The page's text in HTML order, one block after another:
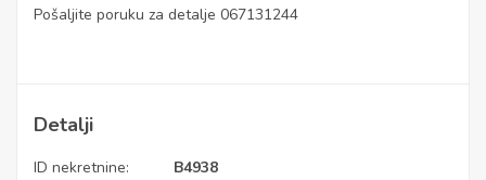
Pošaljite poruku za detalje 067131244
Detalji
ID nekretnine:
B4938